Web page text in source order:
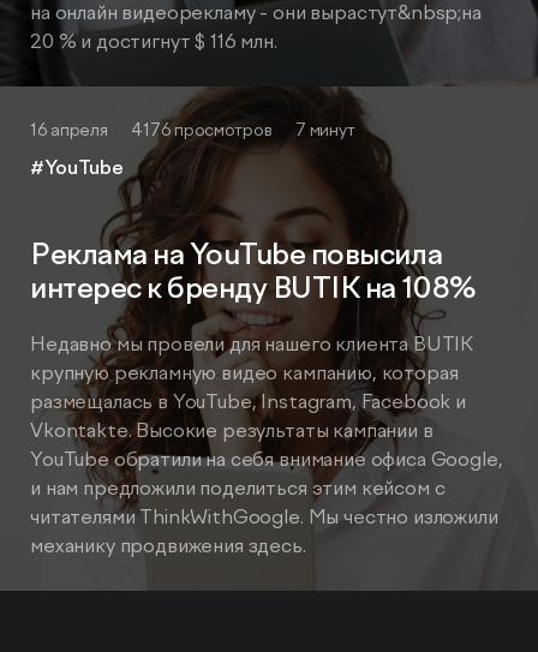
на онлайн видеорекламу - они вырастут&nbsp;на
20 % и достигнут $ 116 млн.
16 апреля 4176 просмотров 7 минут
#YouTube
Реклама на YouTube повысила
интерес к бренду BUTIK на 108%
Недавно мы провели для нашего клиента BUTIK
крупную рекламную видео кампанию, которая
размещалась в YouTube, Instagram, Facebook и
Vkontakte. Высокие результаты кампании в
YouTube обратили на себя внимание офиса Google,
и нам предложили поделиться этим кейсом с
читателями ThinkWithGoogle. Мы честно изложили
механику продвижения здесь.